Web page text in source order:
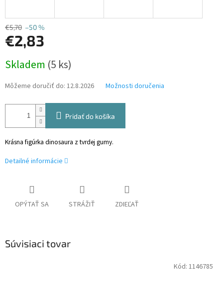
€5,70 –50 %
€2,83
cena:
Skladem (5 ks)
Môžeme doručiť do: 12.8.2026 Možnosti doručenia
Pridať do košíka
Krásna figúrka dinosaura z tvrdej gumy.
Detailné informácie
OPÝTAŤ SA STRÁŽIŤ ZDIEĽAŤ
Súvisiaci tovar
Kód: 1146785